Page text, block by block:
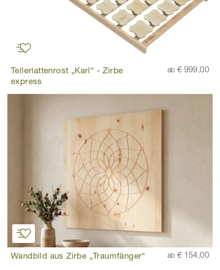
Tellerlattenrost „Karl“ - Zirbe
express
ab € 999,00
Wandbild aus Zirbe „Traumfänger“ ab € 154,00